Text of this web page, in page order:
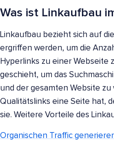
Was ist Linkaufbau
Linkaufbau bezieht sich auf
ergriffen werden, um die
Hyperlinks zu einer Webseite
geschieht, um das
und der gesamten Website
Qualitätslinks eine Seite hat,
sie. Weitere Vorteile des
Organischen Traffic